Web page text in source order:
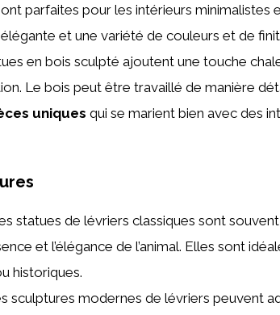
parfaites pour les intérieurs minimalistes
et une variété de couleurs et de
en bois sculpté ajoutent une touche
Le bois peut être travaillé de manière
uniques qui se marient bien avec des
statues de lévriers classiques sont
et l’élégance de l’animal. Elles sont
historiques.
sculptures modernes de lévriers peuvent